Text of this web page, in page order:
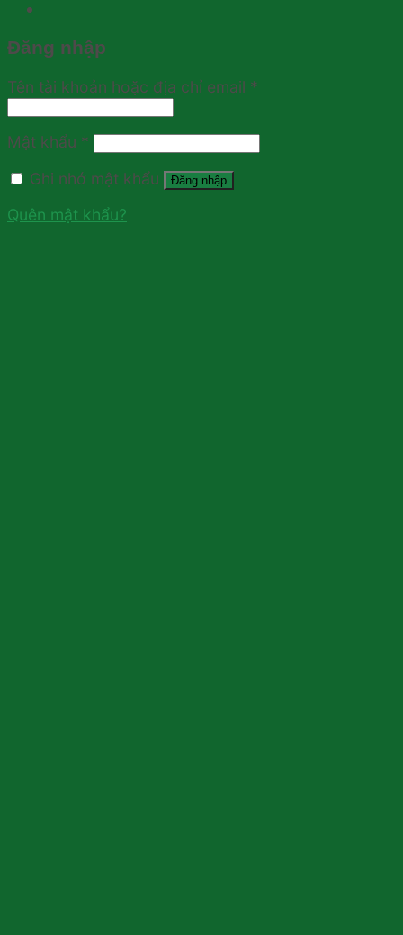
Đăng nhập
Tên tài khoản hoặc địa chỉ email *
Mật khẩu *
Ghi nhớ mật khẩu
Đăng nhập
Quên mật khẩu?